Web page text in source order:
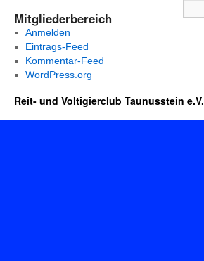
Mitgliederbereich
Anmelden
Eintrags-Feed
Kommentar-Feed
WordPress.org
Reit- und Voltigierclub Taunusstein e.V.